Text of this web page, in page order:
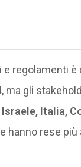
regolamenti
ma gli
Israele, Italia,
hanno rese più